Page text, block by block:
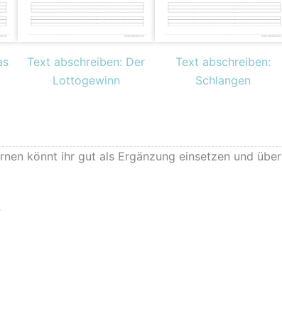
Text abschreiben: Der
Lottogewinn
Text abschreiben:
Schlangen
könnt ihr gut als Ergänzung einsetzen und über